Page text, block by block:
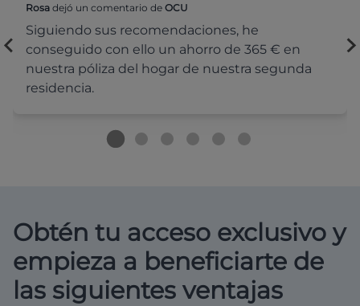
Rosa dejó un comentario de OCU
Siguiendo sus recomendaciones, he
conseguido con ello un ahorro de 365 € en
nuestra póliza del hogar de nuestra segunda
residencia.
Obtén tu acceso exclusivo y
empieza a beneficiarte de
las siguientes ventajas